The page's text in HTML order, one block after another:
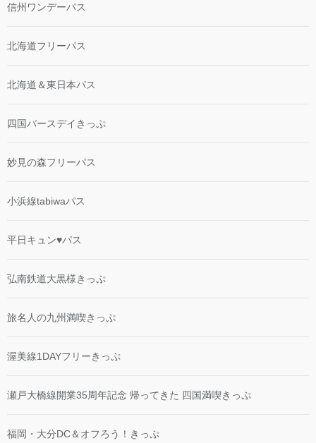
信州ワンデーパス
北海道フリーパス
北海道＆東日本パス
四国バースデイきっぷ
妙見の森フリーパス
小浜線tabiwaパス
平日キュン♥パス
弘南鉄道大黒様きっぷ
旅名人の九州満喫きっぷ
渥美線1DAYフリーきっぷ
瀬戸大橋線開業35周年記念 帰ってきた 四国満喫きっぷ
福岡・大分DC＆オフろう！きっぷ